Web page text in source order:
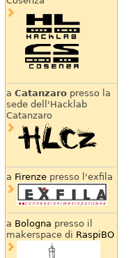
a Catanzaropresso la
sede dell'Hacklab
Catanzaro
a Firenzepresso l'exfila
a Bologna presso il
makerspace di RaspiBO